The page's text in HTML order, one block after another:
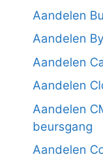
Aandelen
Aandelen
Aandelen
Aandelen
Aandelen
beursgang
Aandelen